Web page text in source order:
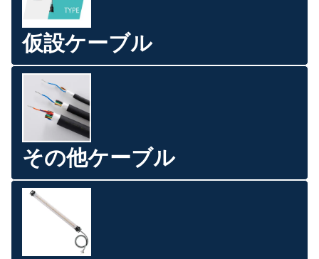
仮設ケーブル
その他ケーブル